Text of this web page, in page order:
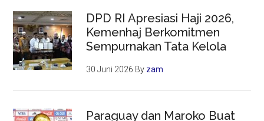
DPD RI Apresiasi Haji 2026,
Kemenhaj Berkomitmen
Sempurnakan Tata Kelola
30 Juni 2026 By zam
Paraguay dan Maroko Buat